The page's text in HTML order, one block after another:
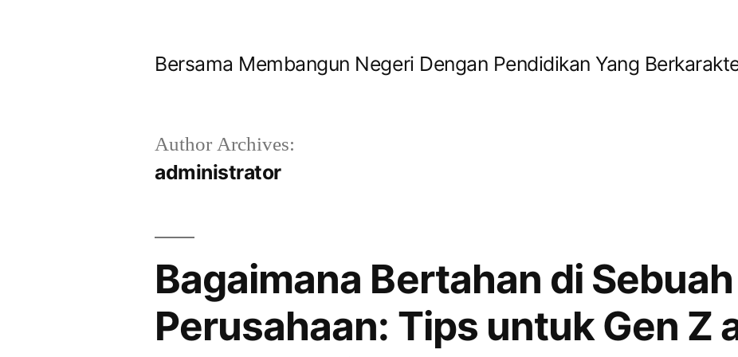
Bersama Membangun Negeri Dengan Pendidikan Yang
Author Archives:
administrator
Bagaimana Bertahan di Sebuah
Perusahaan: Tips untuk Gen Z